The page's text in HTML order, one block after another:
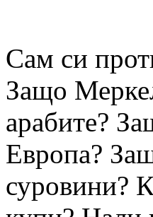
Сам си
Защо
арабите?
Европа?
суровини?